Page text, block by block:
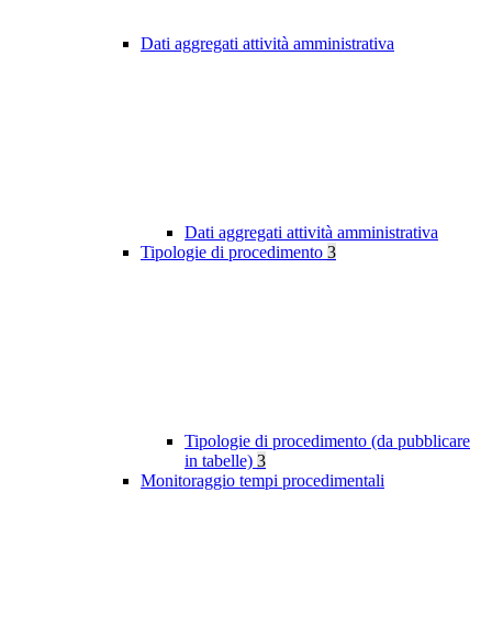
Dati aggregati attività amministrativa
Dati aggregati attività amministrativa
Tipologie di procedimento 3
Tipologie di procedimento (da pubblicare
in tabelle) 3
Monitoraggio tempi procedimentali